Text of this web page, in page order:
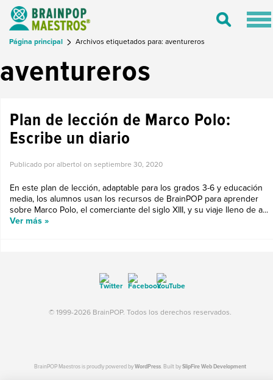
Toggle
Página principal Archivos etiquetados para: aventureros
aventureros
Plan de lección de Marco Polo:
Escribe un diario
Publicado por albertol on septiembre 30, 2020
En este plan de lección, adaptable para los grados 3-6 y educación
media, los alumnos usan los recursos de BrainPOP para aprender
sobre Marco Polo, el comerciante del siglo XIII, y su viaje lleno de a...
Ver más »
© 1999-2026 BrainPOP. Todos los derechos reservados.
BrainPOP Maestros is proudly powered byWordPress. Built bySlipFire Web Development